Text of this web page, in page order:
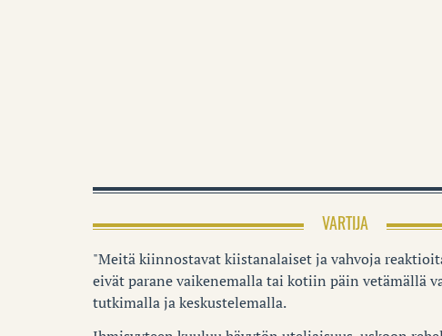
VARTIJA
"Meitä kiinnostavat kiistanalaiset ja vahvoja
eivät parane vaikenemalla tai kotiin päin vetämällä
tutkimalla ja keskustelemalla.